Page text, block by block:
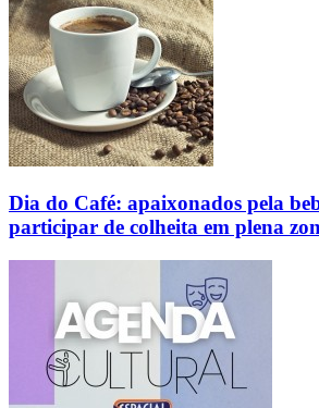
Dia do Café: apaixonados pela
participar de colheita em plena